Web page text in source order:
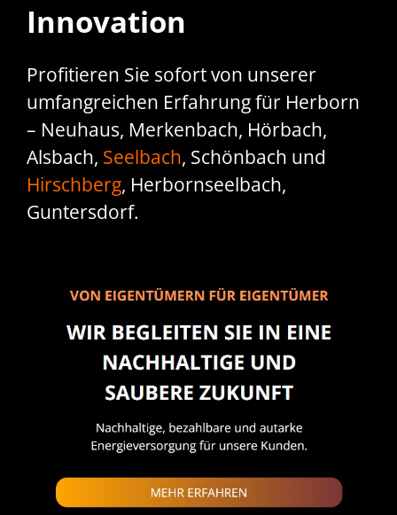
Innovation
Profitieren Sie sofort von unserer
umfangreichen Erfahrung für Herborn
– Neuhaus, Merkenbach, Hörbach,
Alsbach, Seelbach, Schönbach und
Hirschberg, Herbornseelbach,
Guntersdorf.